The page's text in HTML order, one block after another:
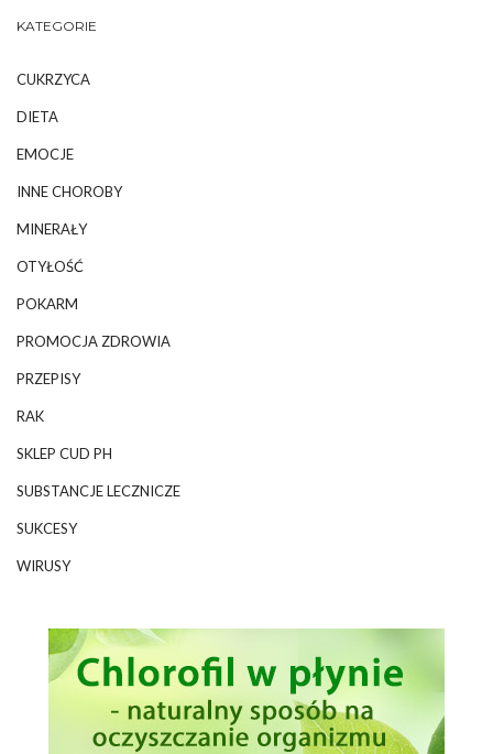
KATEGORIE
CUKRZYCA
DIETA
EMOCJE
INNE CHOROBY
MINERAŁY
OTYŁOŚĆ
POKARM
PROMOCJA ZDROWIA
PRZEPISY
RAK
SKLEP CUD PH
SUBSTANCJE LECZNICZE
SUKCESY
WIRUSY